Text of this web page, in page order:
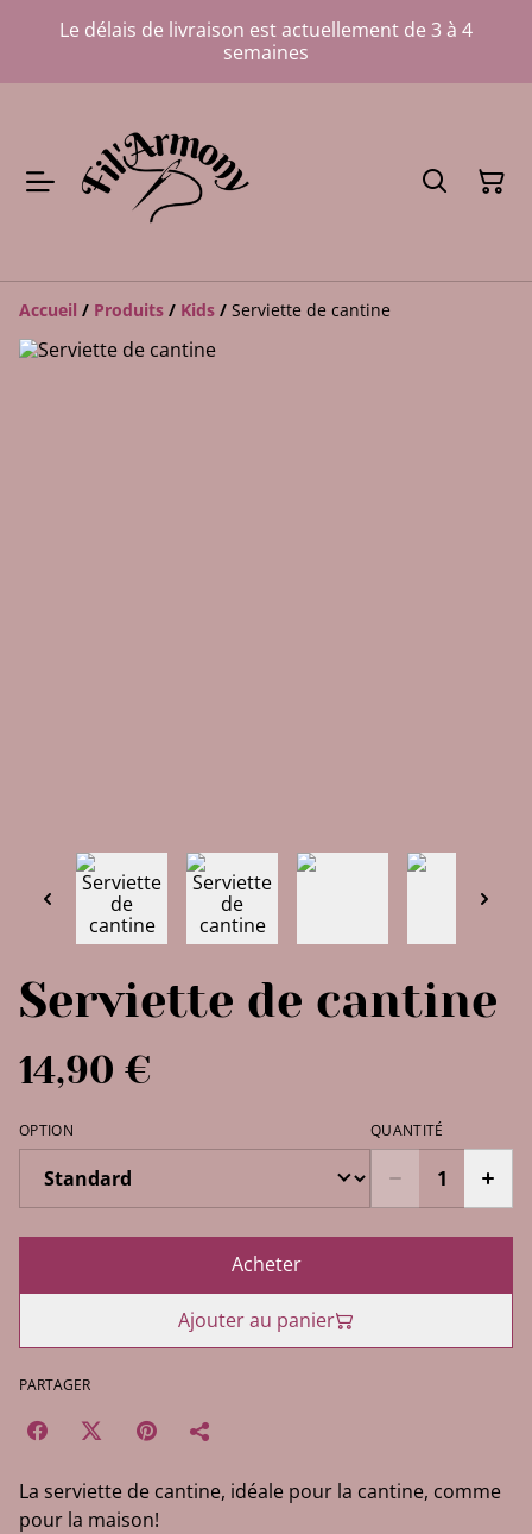
Le délais de livraison est actuellement de 3 à 4
semaines
Accueil / Produits / Kids / Serviette de cantine
Serviette de cantine
14,90 €
OPTION QUANTITÉ
Acheter
Ajouter au panier
PARTAGER
La serviette de cantine, idéale pour la cantine, comme
pour la maison!